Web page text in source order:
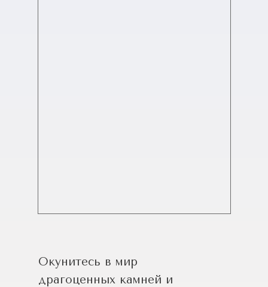
Окунитесь в мир
драгоценных камней и